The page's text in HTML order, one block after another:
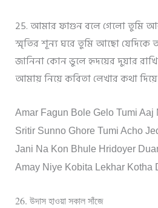
25. আমার ফাগুন বলে গেলো তুমি
স্মৃতির শূন্য ঘরে তুমি আছো যেদিকে
জানিনা কোন ভুলে হৃদয়ের দুয়ার
আমায় নিয়ে কবিতা লেখার কথা
Amar Fagun Bole Gelo Tumi Aaj
Sritir Sunno Ghore Tumi Acho
Jani Na Kon Bhule Hridoyer
Amay Niye Kobita Lekhar Kotha
26. উদাস হাওয়া সকাল সাঁজে